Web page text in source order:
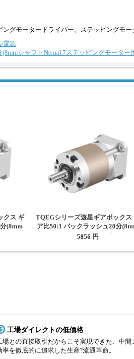
グモータードライバー、ステッピングモ
電源
シャフトNema17ステッピングモーター
クス ギ
(8mm
モー
TQEGシリーズ遊星ギアボックス
ア比50:1 バックラッシュ20分
シャフトNema17ステッピングモー
5856 円
工場ダイレクトの低価格
場との直接取引だからこそ実現できた、中間
率を徹底的に追求した生産?流通革命。